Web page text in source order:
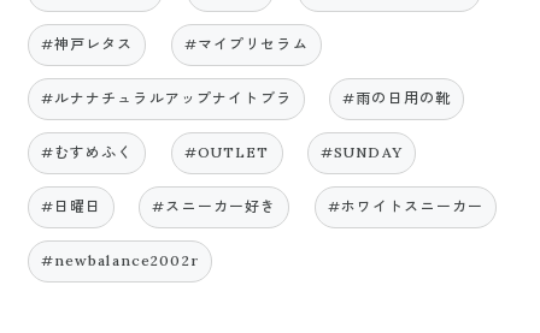
#神戸レタス #マイプリセラム
#ルナナチュラルアップナイトブラ #雨の日用の靴
#むすめふく #OUTLET #SUNDAY
#日曜日 #スニーカー好き #ホワイトスニーカー
#newbalance2002r